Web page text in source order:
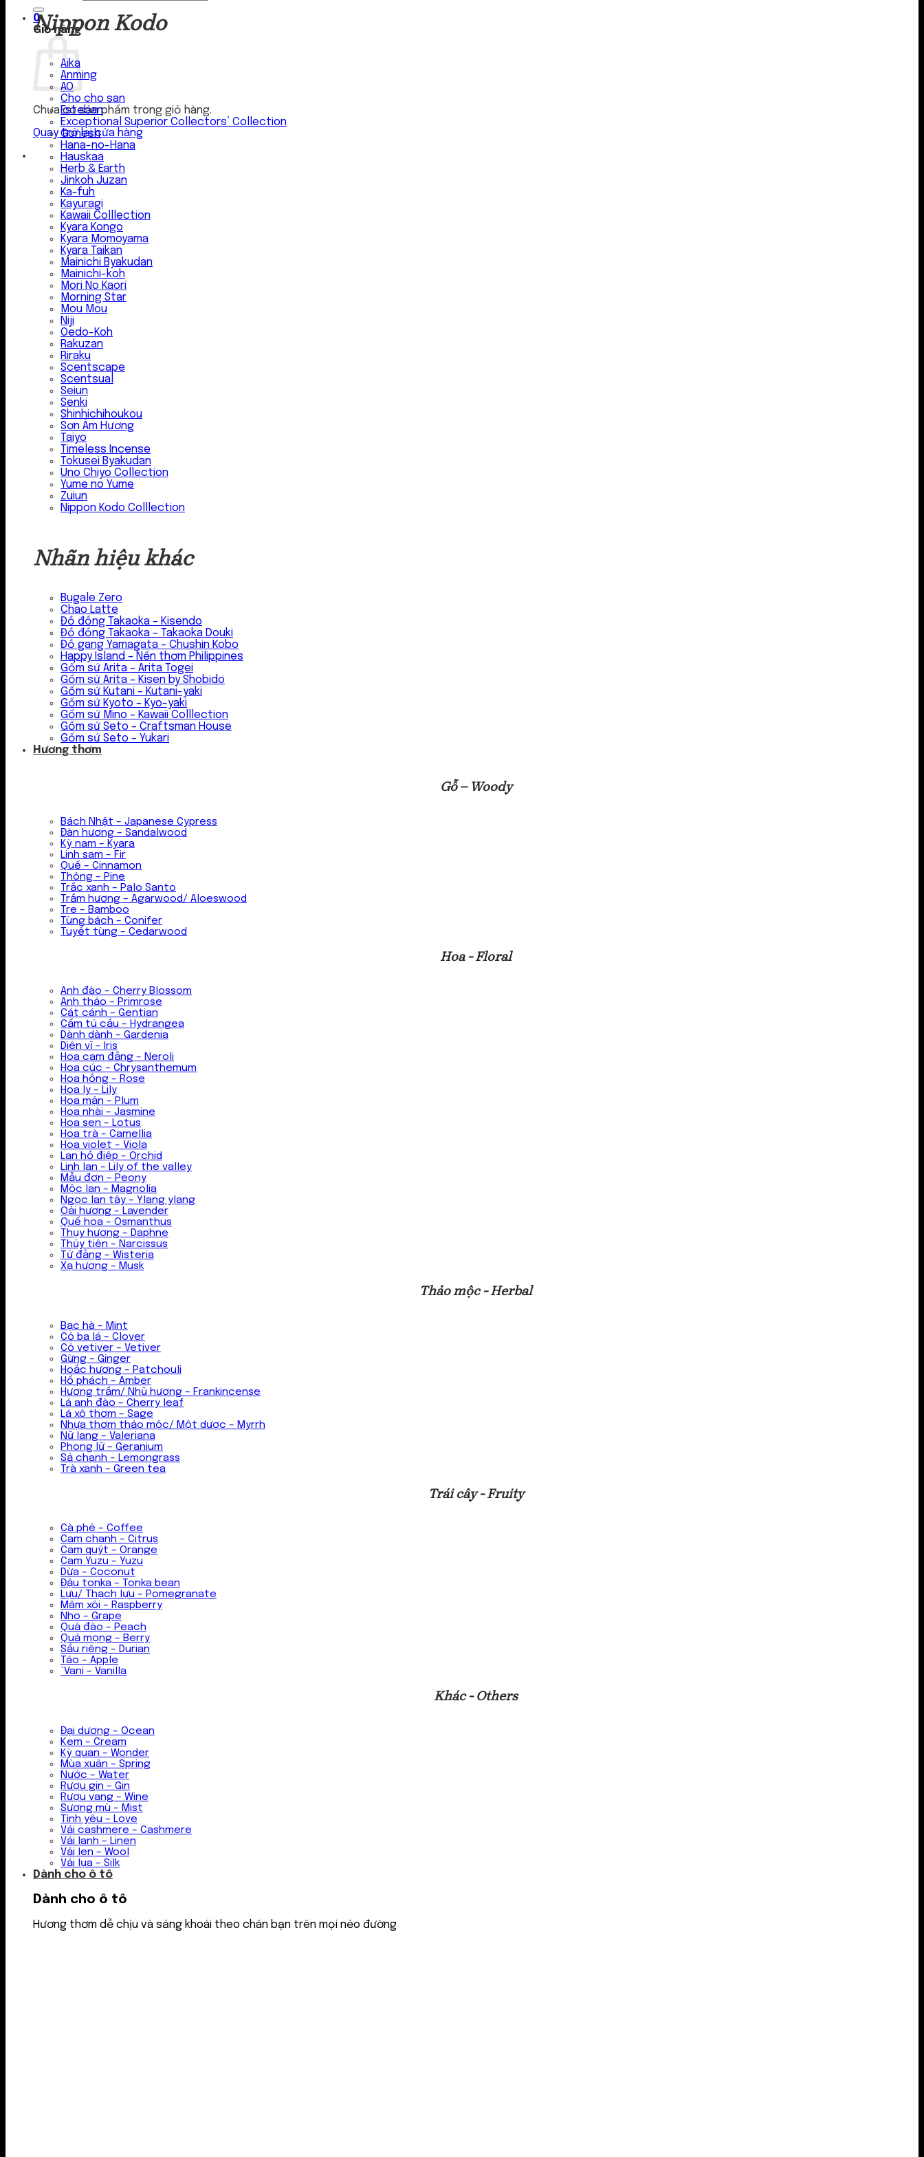
0
Giỏ hàng
Chưa có sản phẩm trong giỏ hàng.
Quay trở lại cửa hàng
Nippon Kodo
Aika
Anming
AO
Cho cho san
Esteban
Exceptional Superior Collectors’ Collection
Gonesh
Hana-no-Hana
Hauskaa
Herb & Earth
Jinkoh Juzan
Ka-fuh
Kayuragi
Kawaii Colllection
Kyara Kongo
Kyara Momoyama
Kyara Taikan
Mainichi Byakudan
Mainichi-koh
Mori No Kaori
Morning Star
Mou Mou
Niji
Oedo-Koh
Rakuzan
Riraku
Scentscape
Scentsual
Seiun
Senki
Shinhichihoukou
Sơn Âm Hương
Taiyo
Timeless Incense
Tokusei Byakudan
Uno Chiyo Collection
Yume no Yume
Zuiun
Nippon Kodo Colllection
Nhãn hiệu khác
Bugale Zero
Chao Latte
Đồ đồng Takaoka – Kisendo
Đồ đồng Takaoka – Takaoka Douki
Đồ gang Yamagata – Chushin Kobo
Happy Island – Nến thơm Philippines
Gốm sứ Arita – Arita Togei
Gốm sứ Arita – Kisen by Shobido
Gốm sứ Kutani – Kutani-yaki
Gốm sứ Kyoto – Kyo-yaki
Gốm sứ Mino – Kawaii Colllection
Gốm sứ Seto – Craftsman House
Gốm sứ Seto – Yukari
Hương thơm
Gỗ – Woody
Bách Nhật – Japanese Cypress
Đàn hương – Sandalwood
Kỳ nam – Kyara
Linh sam – Fir
Quế – Cinnamon
Thông – Pine
Trắc xanh – Palo Santo
Trầm hương – Agarwood/ Aloeswood
Tre – Bamboo
Tùng bách – Conifer
Tuyết tùng – Cedarwood
Hoa - Floral
Anh đào – Cherry Blossom
Anh thảo – Primrose
Cát cánh – Gentian
Cẩm tú cầu – Hydrangea
Dành dành – Gardenia
Diên vĩ – Iris
Hoa cam đắng – Neroli
Hoa cúc – Chrysanthemum
Hoa hồng – Rose
Hoa ly – Lily
Hoa mận – Plum
Hoa nhài – Jasmine
Hoa sen – Lotus
Hoa trà – Camellia
Hoa violet – Viola
Lan hồ điệp – Orchid
Linh lan – Lily of the valley
Mẫu đơn – Peony
Mộc lan – Magnolia
Ngọc lan tây – Ylang ylang
Oải hương – Lavender
Quế hoa – Osmanthus
Thụy hương – Daphne
Thủy tiên – Narcissus
Tử đằng – Wisteria
Xạ hương – Musk
Thảo mộc - Herbal
Bạc hà – Mint
Cỏ ba lá – Clover
Cỏ vetiver – Vetiver
Gừng – Ginger
Hoắc hương – Patchouli
Hổ phách – Amber
Hương trầm/ Nhũ hương – Frankincense
Lá anh đào – Cherry leaf
Lá xô thơm – Sage
Nhựa thơm thảo mộc/ Một dược – Myrrh
Nữ lang – Valeriana
Phong lữ – Geranium
Sả chanh – Lemongrass
Trà xanh – Green tea
Trái cây - Fruity
Cà phê – Coffee
Cam chanh – Citrus
Cam quýt – Orange
Cam Yuzu – Yuzu
Dừa – Coconut
Đậu tonka – Tonka bean
Lựu/ Thạch lựu – Pomegranate
Mâm xôi – Raspberry
Nho – Grape
Quả đào – Peach
Quả mọng – Berry
Sầu riêng – Durian
Táo – Apple
`Vani – Vanilla
Khác - Others
Đại dương – Ocean
Kem – Cream
Kỳ quan – Wonder
Mùa xuân – Spring
Nước – Water
Rượu gin – Gin
Rượu vang – Wine
Sương mù – Mist
Tình yêu – Love
Vải cashmere – Cashmere
Vải lanh – Linen
Vải len – Wool
Vải lụa – Silk
Dành cho ô tô
Dành cho ô tô
Hương thơm dễ chịu và sảng khoái theo chân bạn trên mọi nẻo đường